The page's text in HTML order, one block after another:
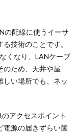
の配線に使うイーサ
技術のことです。
くなり、LANケーブ
のため、天井や屋
しい場所でも、ネッ
アクセスポイント
電源の届きずらい箇